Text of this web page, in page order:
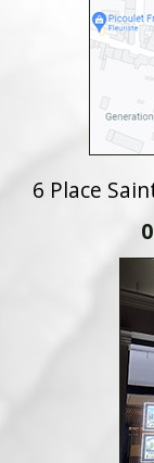
6 Place